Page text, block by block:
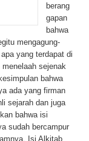
berang
gapan
bahwa
mengagung-
yang terdapat di
sejenak
bahwa
ada yang firman
sejarah dan juga
bahwa isi
sudah bercampur
Isi Alkitab